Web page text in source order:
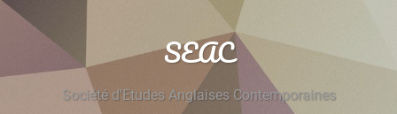
SEAC
Société d'Etudes Anglaises Contemporaines